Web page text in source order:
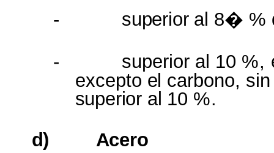
- superior al 8� %
-
superior al 10 %,
excepto el carbono,
superior al 10 %.
d)
Acero